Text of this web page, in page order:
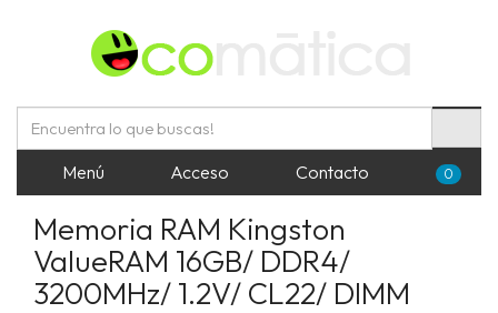
Menú Acceso Contacto 0
Memoria RAM Kingston
ValueRAM 16GB/ DDR4/
3200MHz/ 1.2V/ CL22/ DIMM